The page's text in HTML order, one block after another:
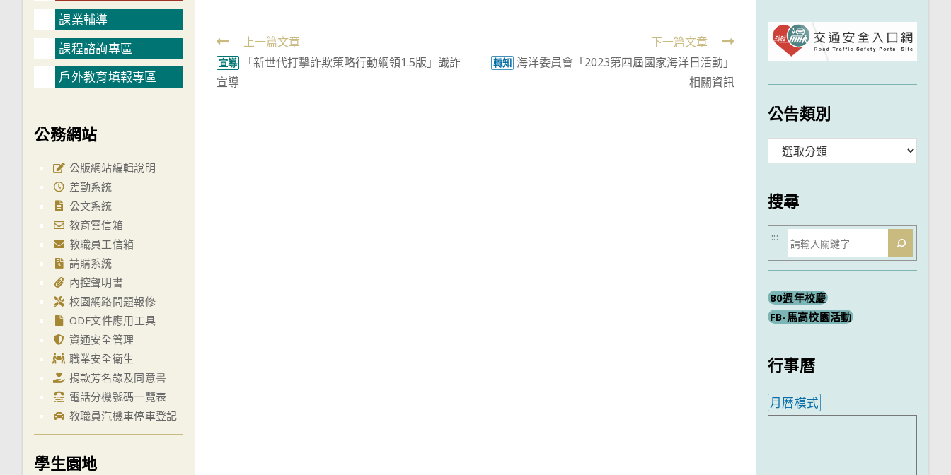
Read
more
articles
上一篇文章
宣導
「新世代打擊詐欺策略行動綱領1.5版」識詐
宣導
下一篇文章
轉知 海洋委員會「2023第四屆國家海洋日活動」
相關資訊
課業輔導
課程諮詢專區
戶外教育填報專區
公務網站
公版網站編輯說明
差勤系統
公文系統
教育雲信箱
教職員工信箱
請購系統
內控聲明書
校園網路問題報修
ODF文件應用工具
資通安全管理
職業安全衛生
捐款芳名錄及同意書
電話分機號碼一覽表
教職員汽機車停車登記
學生園地
公告類別
類
搜尋
搜
尋
:::
80週年校慶
FB-馬高校園活動
行事曆
月曆模式